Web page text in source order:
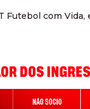
Futebol com Vida,